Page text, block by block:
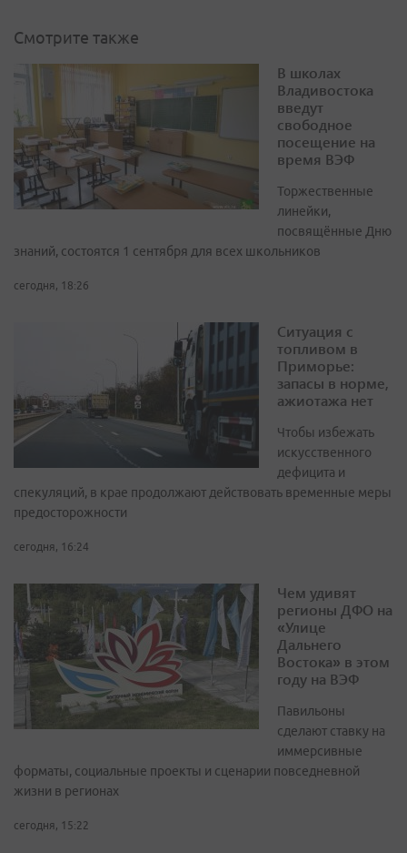
Смотрите также
В школах
Владивостока
введут
свободное
посещение на
время ВЭФ
Торжественные
линейки,
посвящённые Дню
знаний, состоятся 1 сентября для всех школьников
сегодня, 18:26
Ситуация с
топливом в
Приморье:
запасы в норме,
ажиотажа нет
Чтобы избежать
искусственного
дефицита и
спекуляций, в крае продолжают действовать временные меры
предосторожности
сегодня, 16:24
Чем удивят
регионы ДФО на
«Улице
Дальнего
Востока» в этом
году на ВЭФ
Павильоны
сделают ставку на
иммерсивные
форматы, социальные проекты и сценарии повседневной
жизни в регионах
сегодня, 15:22